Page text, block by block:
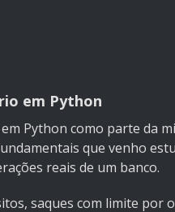
em Python
Python como parte da
que venho
reais de um banco.
saques com limite por